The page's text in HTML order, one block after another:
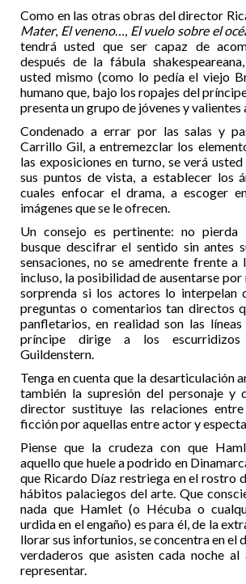
Como en las otras obras del director
Mater, El veneno…, El vuelo sobre el
tendrá usted que ser capaz de
después de la fábula
usted mismo (como lo pedía el viejo
humano que, bajo los ropajes del
presenta un grupo de jóvenes y valientes
Condenado a errar por las salas y
Carrillo Gil, a entremezclar los
las exposiciones en turno, se verá
sus puntos de vista, a establecer los
cuales enfocar el drama, a escoger
imágenes que se le ofrecen.
Un consejo es pertinente: no pierda
busque descifrar el sentido sin antes
sensaciones, no se amedrente frente a
incluso, la posibilidad de ausentarse
sorprenda si los actores lo interpelan
preguntas o comentarios tan directos
panfletarios, en realidad son las
príncipe dirige a los escurridizos
Guildenstern.
Tenga en cuenta que la desarticulación
también la supresión del personaje y
director sustituye las relaciones
ficción por aquellas entre actor y
Piense que la crudeza con que
aquello que huele a podrido en
que Ricardo Díaz restriega en el rostro
hábitos palaciegos del arte. Que
nada que Hamlet (o Hécuba o
urdida en el engaño) es para él, de la
llorar sus infortunios, se concentra en el
verdaderos que asisten cada noche
representar.